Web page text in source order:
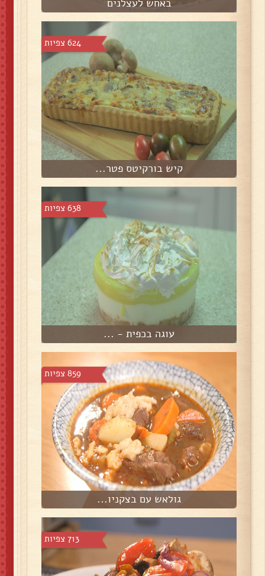
באחש לעצלנים
624 צפיות
קיש בורקיטס פטר...
638 צפיות
עוגה בכפית - ...
859 צפיות
גולאש עם בצקניו...
713 צפיות